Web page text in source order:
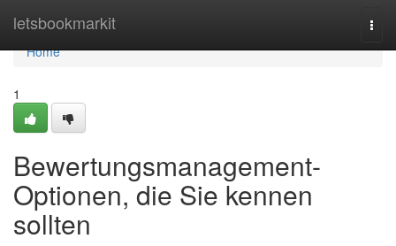
letsbookmarkit
Home
Home
1
Bewertungsmanagement-
Optionen, die Sie kennen
sollten